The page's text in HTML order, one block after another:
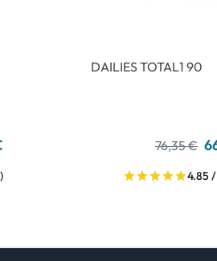
DAILIES TOTAL1 90
76,35 €
4.85